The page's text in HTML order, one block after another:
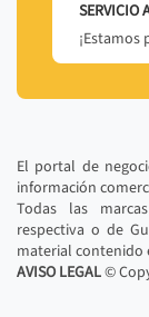
SERVICIO
¡Estamos
El portal de
información
Todas las
respectiva o de
material contenido
AVISO LEGAL©